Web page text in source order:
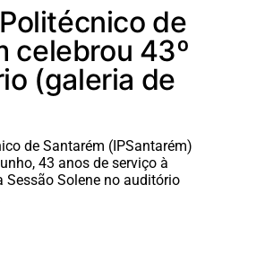
de
celebrou 43º
(galeria de
de Santarém (IPSantarém)
43 anos de serviço à
Sessão Solene no auditório